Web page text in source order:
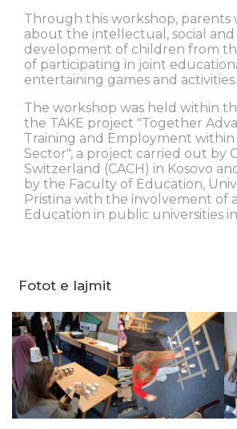
Through this workshop, parents
about the intellectual, social and
development of children from
of participating in joint
entertaining games and activities.
The workshop was held within
the TAKE project "Together
Training and Employment
Sector", a project carried out by
Switzerland (CACH) in Kosovo
by the Faculty of Education,
Pristina with the involvement of
Education in public universities
Fotot e lajmit